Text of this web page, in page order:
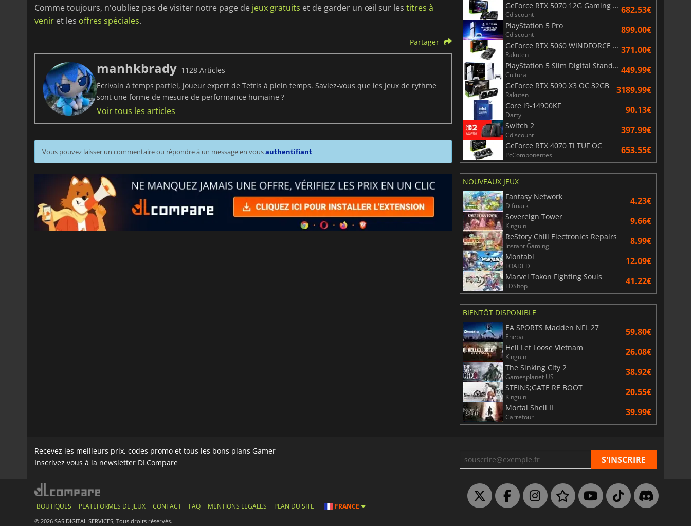
Comme toujours, n'oubliez pas de visiter notre page de jeux gratuits et de garder un œil sur les titres à
venir et les offres spéciales.
Partager
manhkbrady 1128 Articles
Écrivain à temps partiel, joueur expert de Tetris à plein temps. Saviez-vous que les jeux de rythme
sont une forme de mesure de performance humaine ?
Voir tous les articles
Vous pouvez laisser un commentaire ou répondre à un message en vousauthentifiant
GeForce RTX 5070 12G Gaming Trio OC Black
Cdiscount 682.53€
PlayStation 5 Pro
Cdiscount 899.00€
GeForce RTX 5060 WINDFORCE OC 8G
Rakuten 371.00€
PlayStation 5 Slim Digital Standard
Cultura 449.99€
GeForce RTX 5090 X3 OC 32GB
Rakuten 3189.99€
Core i9-14900KF
Darty 90.13€
Switch 2
Cdiscount 397.99€
GeForce RTX 4070 Ti TUF OC
PcComponentes 653.55€
NOUVEAUX JEUX
Fantasy Network
Difmark 4.23€
Sovereign Tower
Kinguin 9.66€
ReStory Chill Electronics Repairs
Instant Gaming 8.99€
Montabi
LOADED 12.09€
Marvel Tokon Fighting Souls
LDShop 41.22€
BIENTÔT DISPONIBLE
EA SPORTS Madden NFL 27
Eneba 59.80€
Hell Let Loose Vietnam
Kinguin 26.08€
The Sinking City 2
Gamesplanet US 38.92€
STEINS;GATE RE BOOT
Kinguin 20.55€
Mortal Shell II
Carrefour 39.99€
Recevez les meilleurs prix, codes promo et tous les bons plans Gamer
Inscrivez vous à la newsletter DLCompare
BOUTIQUES PLATEFORMES DE JEUX CONTACT FAQ MENTIONS LEGALES PLAN DU SITE FRANCE
© 2026 SAS DIGITAL SERVICES, Tous droits réservés.